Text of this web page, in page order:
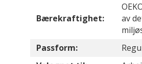
Bærekraftighet:
av
Passform: